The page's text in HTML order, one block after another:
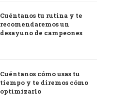
Cuéntanos tu rutina y te
recomendaremos un
desayuno de campeones
Cuéntanos cómo usas tu
tiempo y te diremos cómo
optimizarlo